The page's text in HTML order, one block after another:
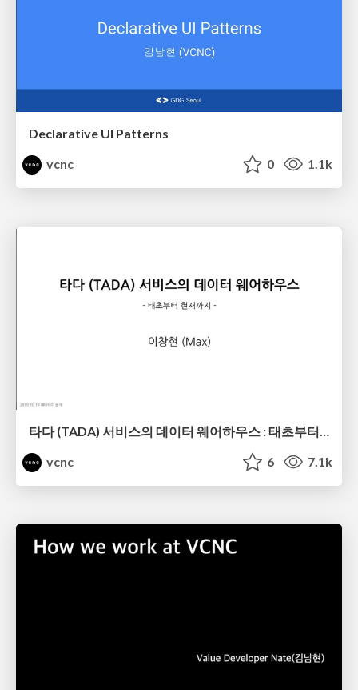
Declarative UI Patterns
vcnc
0 1.1k
타다 (TADA) 서비스의 데이터 웨어하우스 : 태초부터 현재까지
vcnc
6 7.1k